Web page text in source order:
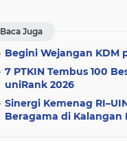
Baca Juga
Begini Wejangan KDM
7 PTKIN Tembus 100
uniRank 2026
Sinergi Kemenag
Beragama di Kalangan